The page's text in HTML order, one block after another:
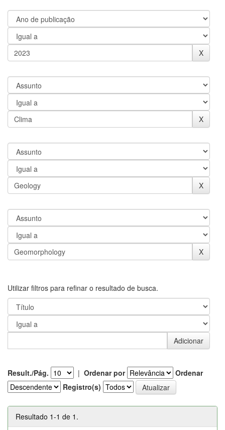
Utilizar filtros para refinar o resultado de busca.
Result./Pág. | Ordenar por
Ordenar
Registro(s)
Resultado 1-1 de 1.